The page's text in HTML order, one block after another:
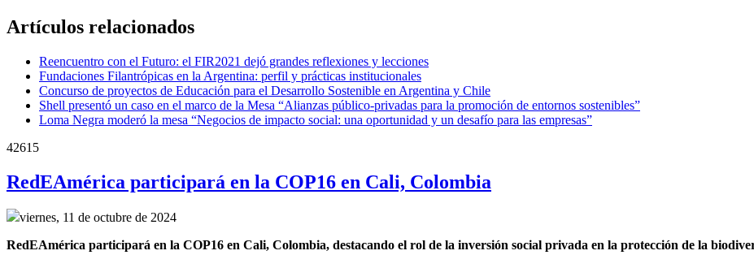
Artículos relacionados
Reencuentro con el Futuro: el FIR2021 dejó grandes reflexiones y lecciones
Fundaciones Filantrópicas en la Argentina: perfil y prácticas institucionales
Concurso de proyectos de Educación para el Desarrollo Sostenible en Argentina y Chile
Shell presentó un caso en el marco de la Mesa “Alianzas público-privadas para la promoción de entornos sostenibles”
Loma Negra moderó la mesa “Negocios de impacto social: una oportunidad y un desafío para las empresas”
42615
RedEAmérica participará en la COP16 en Cali, Colombia
viernes, 11 de octubre de 2024
RedEAmérica participará en la COP16 en Cali, Colombia, destacando el rol de la inversión social privada en la protección de la